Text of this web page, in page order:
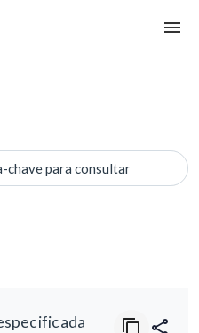
chave para consultar